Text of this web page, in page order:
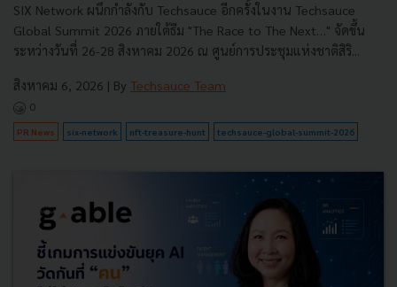
SIX Network ผนึกกำลังกับ Techsauce อีกครั้งในงาน Techsauce
Global Summit 2026 ภายใต้ธีม "The Race to The Next…" จัดขึ้น
ระหว่างวันที่ 26-28 สิงหาคม 2026 ณ ศูนย์การประชุมแห่งชาติสิริ...
สิงหาคม 6, 2026 | By Techsauce Team
0
PR News six-network nft-treasure-hunt techsauce-global-summit-2026